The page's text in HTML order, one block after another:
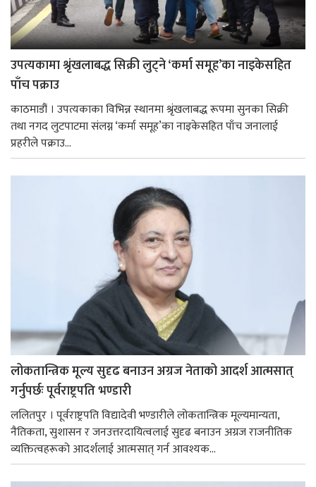
उपत्यकामा श्रृंखलाबद्ध सिक्री लुट्ने ‘कर्मा समूह’का नाइकेसहित
पाँच पक्राउ
काठमाडौं । उपत्यकाका विभिन्न स्थानमा श्रृंखलाबद्ध रूपमा सुनका सिक्री
तथा नगद लुटपाटमा संलग्न ‘कर्मा समूह’का नाइकेसहित पाँच जनालाई
प्रहरीले पक्राउ...
लोकतान्त्रिक मूल्य सुदृढ बनाउन अग्रज नेताको आदर्श आत्मसात्
गर्नुपर्छः पूर्वराष्ट्रपति भण्डारी
ललितपुर । पूर्वराष्ट्रपति विद्यादेवी भण्डारीले लोकतान्त्रिक मूल्यमान्यता,
नैतिकता, सुशासन र जनउत्तरदायित्वलाई सुदृढ बनाउन अग्रज राजनीतिक
व्यक्तित्वहरूको आदर्शलाई आत्मसात् गर्न आवश्यक...